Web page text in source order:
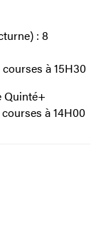
: 8
à 15H30
Quinté+
à 14H00